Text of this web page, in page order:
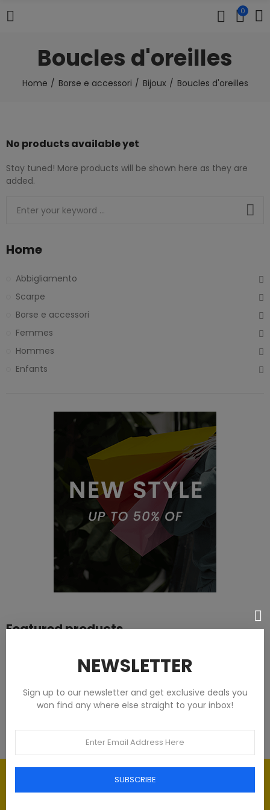
0
Boucles d'oreilles
Home Borse e accessori Bijoux Boucles d'oreilles
No products available yet
Stay tuned! More products will be shown here as they are
added.
Home
Abbigliamento
Scarpe
Borse e accessori
Femmes
Hommes
Enfants
Featured products
Tommy Hilfiger Chemises - Homme -
Blanches
€93.00
Élégance intemporelle : l'art du
Luxe
NEWSLETTER
Sign up to our newsletter and get exclusive deals you
won find any where else straight to your inbox!
SUBSCRIBE